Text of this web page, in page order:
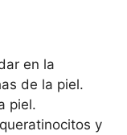
en la
de la piel.
piel.
y